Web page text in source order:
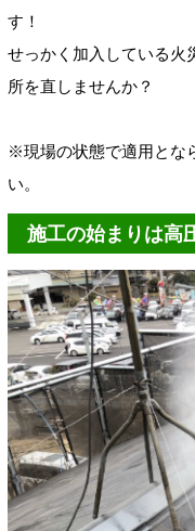
す！
せっかく加入している火
所を直しませんか？
※現場の状態で適用とな
い。
施工の始まりは高